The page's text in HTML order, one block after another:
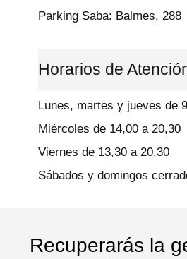
Parking Saba: Balmes, 288
Horarios de
Lunes, martes y jueves de
Miércoles de 14,00 a 20,30
Viernes de 13,30 a 20,30
Sábados y domingos
Recuperarás la